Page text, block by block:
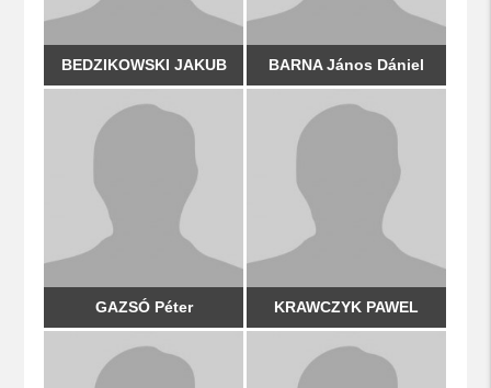
BEDZIKOWSKI JAKUB BARNA János Dániel
GAZSÓ Péter KRAWCZYK PAWEL